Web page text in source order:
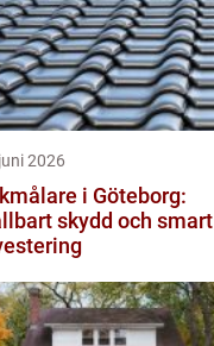
2026
i Göteborg:
skydd och smart